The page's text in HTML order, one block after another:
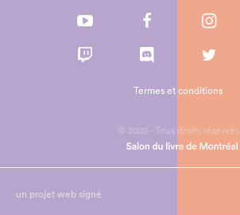
© 2026 - Tous droits réservés
Termes et conditions
un projet web signé